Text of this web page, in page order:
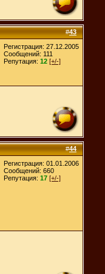
#43
Регистрация: 27.12.2005
Сообщений: 111
Репутация: 12 [+/-]
#44
Регистрация: 01.01.2006
Сообщений: 660
Репутация: 17 [+/-]